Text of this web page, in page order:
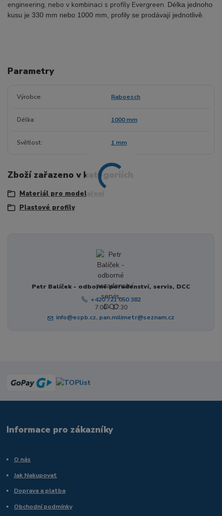
engineering, nebo v kombinaci s profily Evergreen. Délka jednoho
kusu je 330 mm nebo 1000 mm, profily se prodávají jednotlivě.
Parametry
Výrobce Raboesch
Délka 1000 mm
Světlost 1 mm
Zboží zařazeno v kategoriích
Materiál pro modelaření
Plastové profily
Petr Balíček - odborné poradenství, servis, DCC
+420 721 050 382
7:00 - 17:30
info@espb.cz, pan.milimetr@seznam.cz
Informace pro zákazníky
O nás
Jak Nakupovat
Doprava a platba
Obchodní podmínky